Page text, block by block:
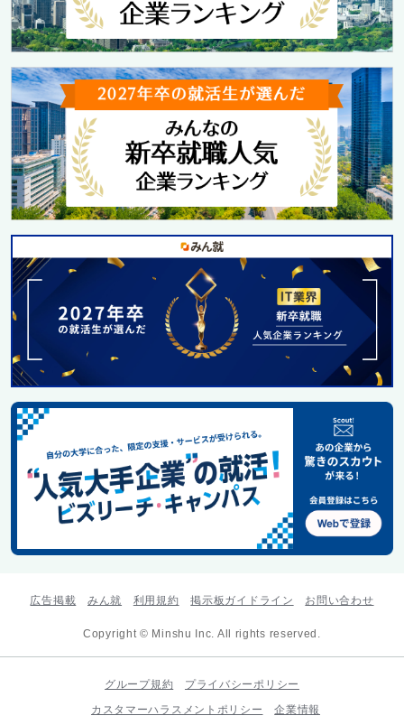
広告掲載 みん就 利用規約 掲示板ガイドライン お問い合わせ
Copyright © Minshu Inc. All rights reserved.
グループ規約
プライバシーポリシー
カスタマーハラスメントポリシー
企業情報